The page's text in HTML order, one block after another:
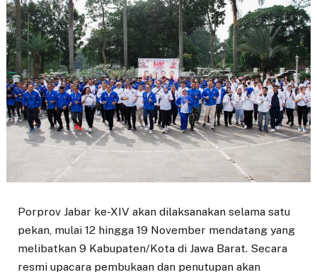
Porprov Jabar ke-XIV akan dilaksanakan selama satu
pekan, mulai 12 hingga 19 November mendatang yang
melibatkan 9 Kabupaten/Kota di Jawa Barat. Secara
resmi upacara pembukaan dan penutupan akan